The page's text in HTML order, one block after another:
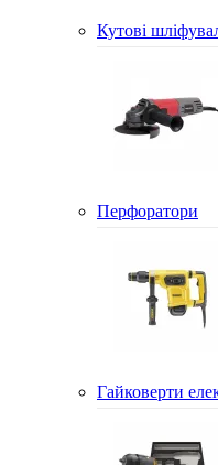
Кутові
Перфоратори
Гайковерти